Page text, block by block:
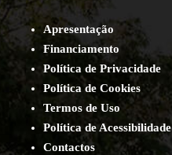
Apresentação
Financiamento
Política de Privacidade
Política de Cookies
Termos de Uso
Política de Acessibilidade
Contactos